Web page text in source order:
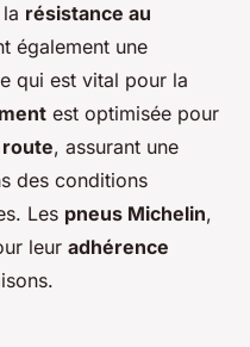
résistance au
également une
qui est vital pour la
est optimisée pour
route, assurant une
des conditions
Les pneus Michelin,
leur adhérence